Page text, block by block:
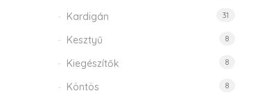
Kardigán 31
Kesztyű 8
Kiegészítők 8
Köntös 8